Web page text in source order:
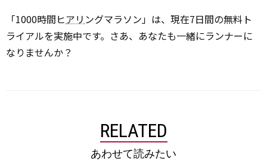
「1000時間ヒアリ ングマラソン」は、現在7日間の無料ト
ライアルを実施中です。さあ、あなたも一緒にランナーに
なりませんか？
RELATED
あわせて読みたい